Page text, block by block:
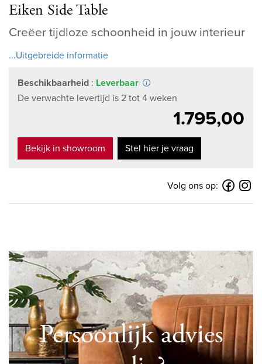
Eiken Side Table
Creëer tijdloze schoonheid in jouw interieur
...Uitgebreide informatie
Beschikbaarheid : Leverbaar
De verwachte levertijd is 2 tot 4 weken
1.795,00
Bekijk in showroom Stel hier je vraag
Volg ons op:
Persoonlijk advies